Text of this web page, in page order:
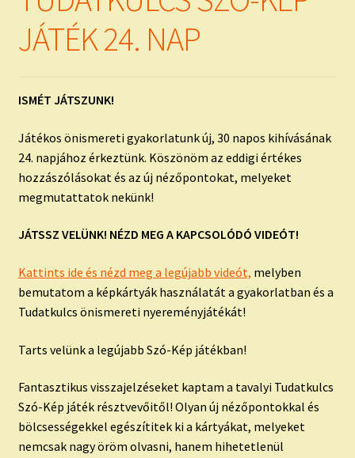
ISMERJ MEG!
TAROT ELEMZÉS MEGRENDELÉSE LIMITÁLT!
AJÁNDÉKOKKAL!
JÁTÉK 24. NAP
ISMÉT JÁTSZUNK!
Játékos önismereti gyakorlatunk új, 30 napos kihívásának
24. napjához érkeztünk. Köszönöm az eddigi értékes
hozzászólásokat és az új nézőpontokat, melyeket
megmutattatok nekünk!
JÁTSSZ VELÜNK! NÉZD MEG A KAPCSOLÓDÓ VIDEÓT!
Kattints ide és nézd meg a legújabb videót, melyben
bemutatom a képkártyák használatát a gyakorlatban és a
Tudatkulcs önismereti nyereményjátékát!
Tarts velünk a legújabb Szó-Kép játékban!
Fantasztikus visszajelzéseket kaptam a tavalyi Tudatkulcs
Szó-Kép játék résztvevőitől! Olyan új nézőpontokkal és
bölcsességekkel egészítitek ki a kártyákat, melyeket
nemcsak nagy öröm olvasni, hanem hihetetlenül